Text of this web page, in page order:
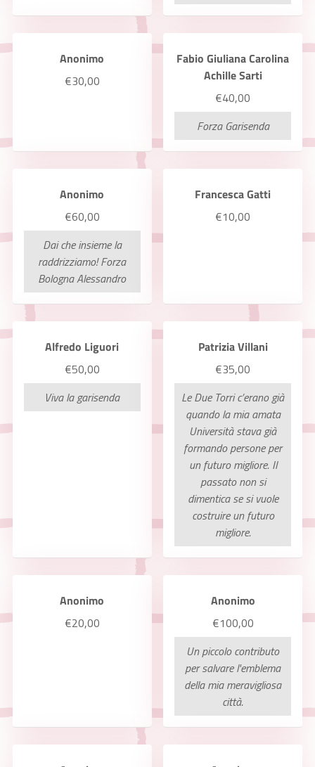
Anonimo
€30,00
Fabio Giuliana Carolina
Achille Sarti
€40,00
Forza Garisenda
Anonimo
€60,00
Dai che insieme la
raddrizziamo! Forza
Bologna Alessandro
Francesca Gatti
€10,00
Alfredo Liguori
€50,00
Viva la garisenda
Patrizia Villani
€35,00
Le Due Torri c’erano già
quando la mia amata
Università stava già
formando persone per
un futuro migliore. Il
passato non si
dimentica se si vuole
costruire un futuro
migliore.
Anonimo
€20,00
Anonimo
€100,00
Un piccolo contributo
per salvare l'emblema
della mia meravigliosa
città.